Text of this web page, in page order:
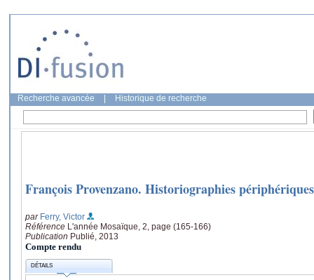
Recherche avancée Historique de recherche
François Provenzano. Historiographies
par Ferry, Victor
Référence L'année Mosaïque, 2, page (165-166)
Publication Publié, 2013
Compte rendu
DÉTAILS